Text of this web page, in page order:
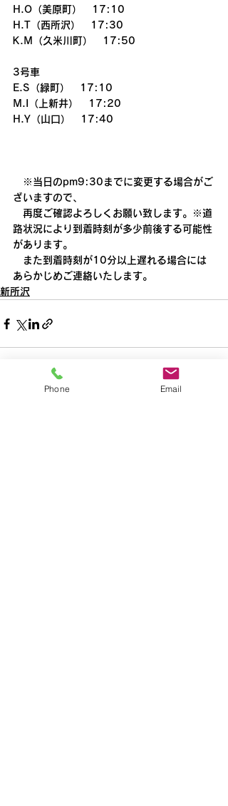
H.O（美原町）　17:10
H.T（西所沢）　17:30
K.M（久米川町）　17:50
3号車
E.S（緑町）　17:10
M.I（上新井）　17:20
H.Y（山口）　17:40
※当日のpm9:30までに変更する場合がご
ざいますので、
再度ご確認よろしくお願い致します。※道
路状況により到着時刻が多少前後する可能性
があります。
また到着時刻が10分以上遅れる場合には
あらかじめご連絡いたします。
新所沢
Phone Email